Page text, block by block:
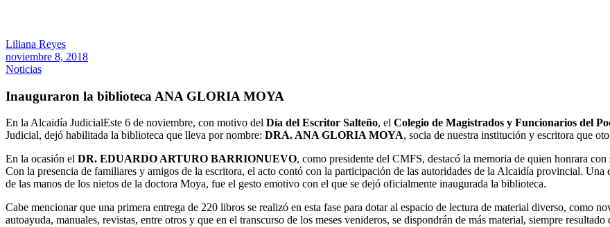
Liliana Reyes
noviembre 8, 2018
Noticias
Inauguraron la biblioteca ANA GLORIA MOYA
En la Alcaidía JudicialEste 6 de noviembre, con motivo del Día del Escritor Salteño, el Colegio de Magistrados y Funcionarios del
Judicial, dejó habilitada la biblioteca que lleva por nombre: DRA. ANA GLORIA MOYA, socia de nuestra institución y escritora que
En la ocasión el DR. EDUARDO ARTURO BARRIONUEVO, como presidente del CMFS, destacó la memoria de quien honrara
Con la presencia de familiares y amigos de la escritora, el acto contó con la participación de las autoridades de la Alcaidía provincial.
de las manos de los nietos de la doctora Moya, fue el gesto emotivo con el que se dejó oficialmente inaugurada la biblioteca.
Cabe mencionar que una primera entrega de 220 libros se realizó en esta fase para dotar al espacio de lectura de material diverso, como
autoayuda, manuales, revistas, entre otros y que en el transcurso de los meses venideros, se dispondrán de más material, siempre